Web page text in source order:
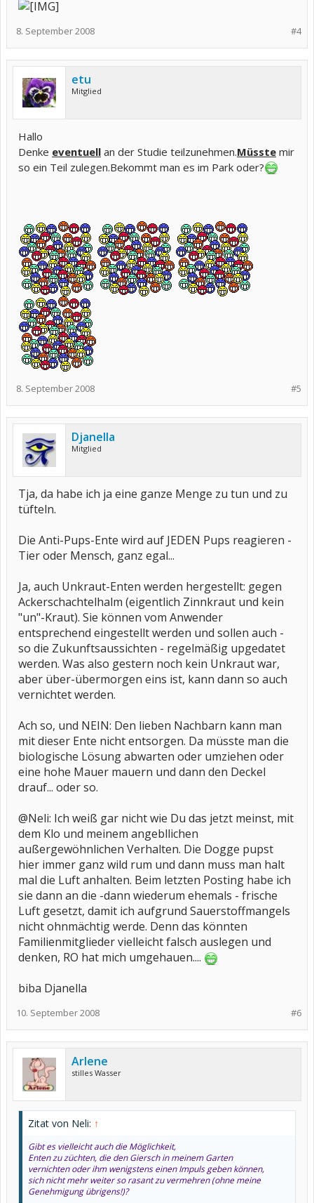
#4
8. September 2008
etu
Mitglied
Hallo
Denke eventuell an der Studie teilzunehmen.Müsste mir
so ein Teil zulegen.Bekommt man es im Park oder?
#5
8. September 2008
Djanella
Mitglied
Tja, da habe ich ja eine ganze Menge zu tun und zu
tüfteln.
Die Anti-Pups-Ente wird auf JEDEN Pups reagieren -
Tier oder Mensch, ganz egal...
Ja, auch Unkraut-Enten werden hergestellt: gegen
Ackerschachtelhalm (eigentlich Zinnkraut und kein
"un"-Kraut). Sie können vom Anwender
entsprechend eingestellt werden und sollen auch -
so die Zukunftsaussichten - regelmäßig upgedatet
werden. Was also gestern noch kein Unkraut war,
aber über-übermorgen eins ist, kann dann so auch
vernichtet werden.
Ach so, und NEIN: Den lieben Nachbarn kann man
mit dieser Ente nicht entsorgen. Da müsste man die
biologische Lösung abwarten oder umziehen oder
eine hohe Mauer mauern und dann den Deckel
drauf... oder so.
@Neli: Ich weiß gar nicht wie Du das jetzt meinst, mit
dem Klo und meinem angebllichen
außergewöhnlichen Verhalten. Die Dogge pupst
hier immer ganz wild rum und dann muss man halt
mal die Luft anhalten. Beim letzten Posting habe ich
sie dann an die -dann wiederum ehemals - frische
Luft gesetzt, damit ich aufgrund Sauerstoffmangels
nicht ohnmächtig werde. Denn das könnten
Familienmitglieder vielleicht falsch auslegen und
denken, RO hat mich umgehauen....
biba Djanella
#6
10. September 2008
Arlene
stilles Wasser
Zitat von Neli: ↑
Gibt es vielleicht auch die Möglichkeit,
Enten zu züchten, die den Giersch in meinem Garten
vernichten oder ihm wenigstens einen Impuls geben können,
sich nicht mehr weiter so rasant zu vermehren (ohne meine
Genehmigung übrigens!)?